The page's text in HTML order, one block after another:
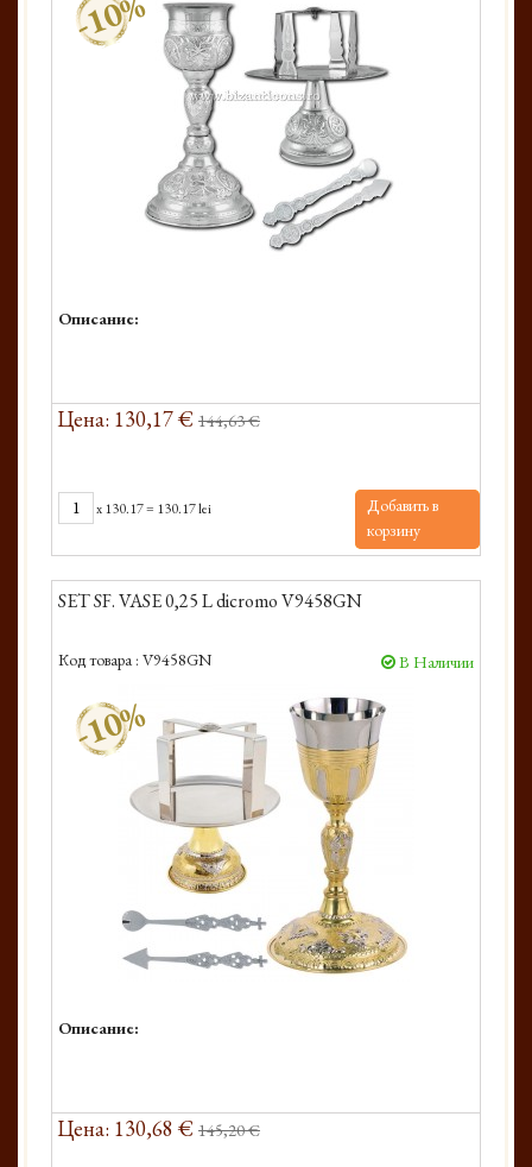
-10%
Описание:
Цена: 130,17 € 144,63 €
x130.17= 130.17 lei
Добавить в
корзину
SET SF. VASE 0,25 L dicromo V9458GN
Код товара : V9458GN В Наличии
-10%
Описание:
Цена: 130,68 € 145,20 €